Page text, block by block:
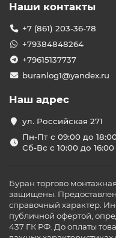
Наши контакты
+7 (861) 203-36-78
+79384848264
+79615137737
buranlog1@yandex.ru
Наш адрес
ул. Российская 271
Пн-Пт с 09:00 до
Сб-Вс с 10:00 до 16:00
Буран торгово
защищены.
справочный характер.
публичной офертой,
437 ГК РФ. До оплаты